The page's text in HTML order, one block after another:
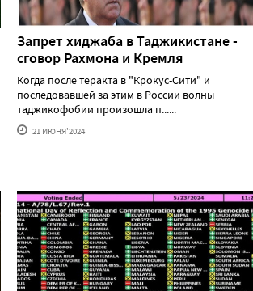
Запрет хиджаба в Таджикистане -
сговор Рахмона и Кремля
Когда после теракта в "Крокус-Сити" и
последовавшей за этим в России волны
таджикофобии произошла п......
21 ИЮНЯ'2024